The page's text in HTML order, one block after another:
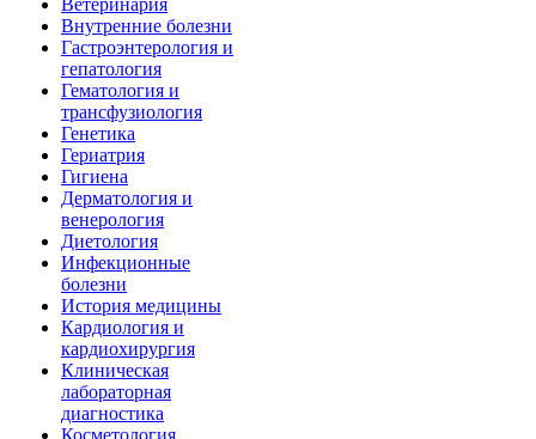
Ветеринария
Внутренние болезни
Гастроэнтерология и
гепатология
Гематология и
трансфузиология
Генетика
Гериатрия
Гигиена
Дерматология и
венерология
Диетология
Инфекционные
болезни
История медицины
Кардиология и
кардиохирургия
Клиническая
лабораторная
диагностика
Косметология